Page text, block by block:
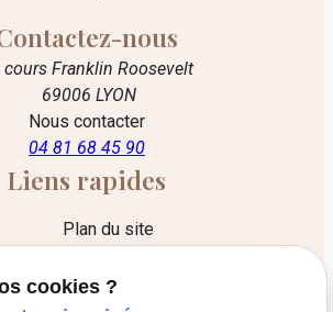
nous
cours Franklin Roosevelt
69006 LYON
Nous contacter
04 81 68 45 90
Liens rapides
Plan du site
Politique de confidentialité
cookies ?